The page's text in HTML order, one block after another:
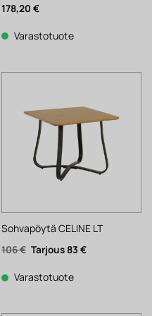
178,20 €
Varastotuote
Sohvapöytä CELINE LT
106€ Alkuperäinen
hinta
106 €.
83 €Nykyinen
Varastotuote